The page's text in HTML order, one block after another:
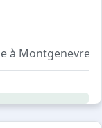
à Montgenevre.
la résidence
parking
dans